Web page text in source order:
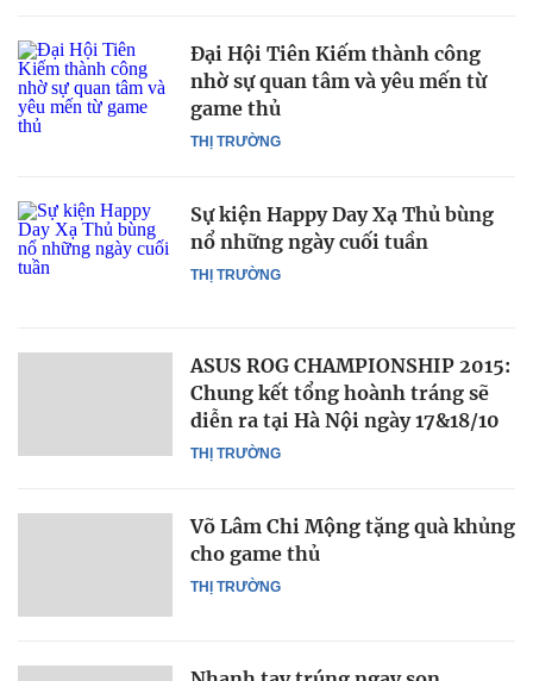
THỊ TRƯỜNG
Đại Hội Tiên Kiếm thành công
nhờ sự quan tâm và yêu mến từ
game thủ
THỊ TRƯỜNG
Sự kiện Happy Day Xạ Thủ bùng
nổ những ngày cuối tuần
THỊ TRƯỜNG
ASUS ROG CHAMPIONSHIP 2015:
Chung kết tổng hoành tráng sẽ
diễn ra tại Hà Nội ngày 17&18/10
THỊ TRƯỜNG
Võ Lâm Chi Mộng tặng quà khủng
cho game thủ